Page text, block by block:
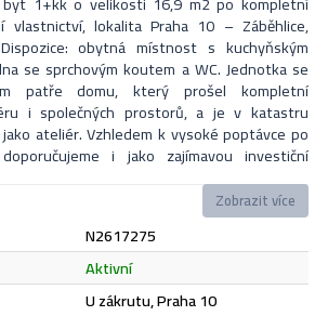
vlastnictví, lokalita Praha 10 – Záběhlice,
obytná místnost s kuchyňským
se sprchovým koutem a WC. Jednotka se
patře domu, který prošel kompletní
i společných prostorů, a je v katastru
ateliér. Vzhledem k vysoké poptávce po
i jako zajímavou investiční
či krátkodobé pronájmy). Lze financovat
který zajistíme bezplatně. V okolí je kompletní
vybavenost i výborná dopravní dostupnost. V
neváhejte kontaktovat makléře i během
Zobrazit více
N2617275
aktivní
U zákrutu, Praha 10